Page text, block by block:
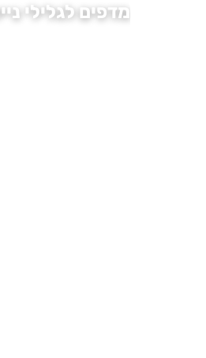
מדפים לגלילי